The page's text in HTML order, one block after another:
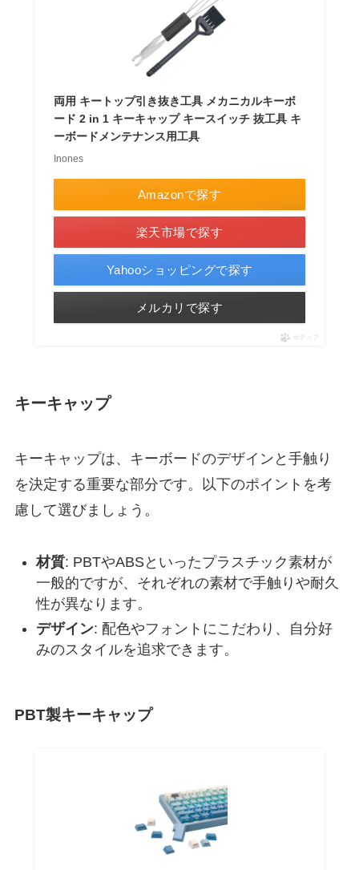
両用 キートップ引き抜き工具 メカニカルキーボ
ード 2 in 1 キーキャップ キースイッチ 抜工具 キ
ーボードメンテナンス用工具
Inones
Amazonで探す
楽天市場で探す
Yahooショッピングで探す
メルカリで探す
ポチップ
キーキャップ
キーキャップは、キーボードのデザインと手触り
を決定する重要な部分です。以下のポイントを考
慮して選びましょう。
材質: PBTやABSといったプラスチック素材が
一般的ですが、それぞれの素材で手触りや耐久
性が異なります。
デザイン: 配色やフォントにこだわり、自分好
みのスタイルを追求できます。
PBT製キーキャップ